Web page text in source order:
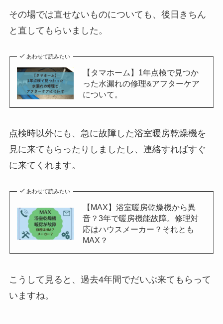
その場では直せないものについても、後日きちん
と直してもらいました。
あわせて読みたい
【タマホーム】1年点検で見つか
った水漏れの修理&アフターケア
について。
点検時以外にも、急に故障した浴室暖房乾燥機を
見に来てもらったりしましたし、連絡すればすぐ
に来てくれます。
あわせて読みたい
【MAX】浴室暖房乾燥機から異
音？3年で暖房機能故障。修理対
応はハウスメーカー？それとも
MAX？
こうして見ると、過去4年間でだいぶ来てもらって
いますね。